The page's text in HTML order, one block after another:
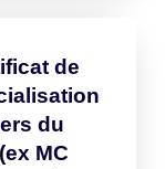
de
du
MC